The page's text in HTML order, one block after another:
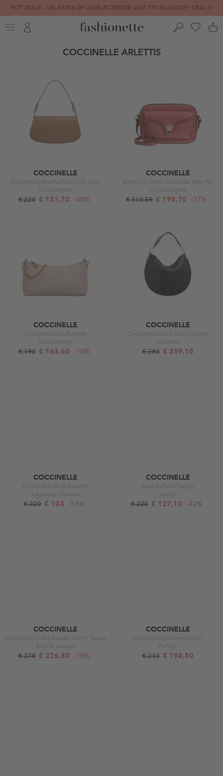
HOT DEALS: -10% EXTRA OP GESELECTEERDE SALE STYLES | CODE*: DEAL10
FINAL SALE | TOT -80% GEREDUCEERD
COCCINELLE ARLETTIS
COCCINELLE
Coccinelle Myrtha Maxi Log Skin
Schoudertas
€ 220 € 131,70 -40%
COCCINELLE
Beat Soft Small Shoulder Bag Pot
Crossbodytas
€ 310,59 € 195,70 -37%
COCCINELLE
Coccinelleaura Rosette
Schoudertas
€ 190 € 163,60 -14%
COCCINELLE
Coccinellesunup Noir/Cognac
Hobotas
€ 380 € 359,10
COCCINELLE
C-City 365 Multi Rosette
Lage-top sneaker
€ 220 € 104 -53%
COCCINELLE
Beat Selleria Negro
Loafer
€ 220 € 127,10 -42%
COCCINELLE
Coccinelle C-Me Suede Warm Taupe
Enkele laarsjes
€ 270 € 226,80 -16%
COCCINELLE
Coccinelle Fernanda Noir
Pumps
€ 210 € 198,50